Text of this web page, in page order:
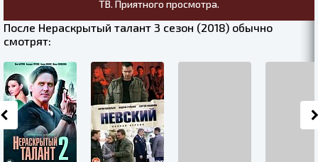
ТВ. Приятного просмотра.
После Нераскрытый талант 3 сезон (2018) обычно
смотрят: